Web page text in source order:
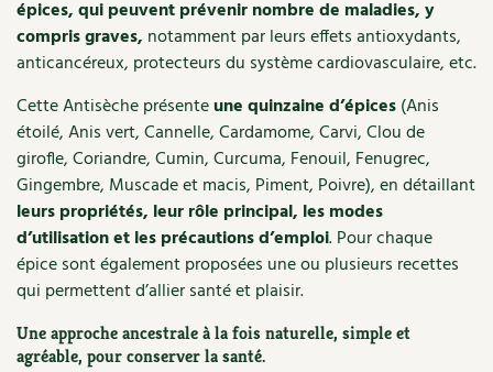
Conception et gros oeuvre
Matériaux écologiques
Énergie
Gestion de l’eau
Entretien de la maison
Santé et bien-être
Trocs & petites annonces
Appels à témoignage
Bonnes adresses
Liste des pépiniéristes
Mieux consommer
épices, qui peuvent prévenir nombre de maladies, y
compris graves, notamment par leurs effets antioxydants,
anticancéreux, protecteurs du système cardiovasculaire, etc.
Cette Antisèche présenteune quinzaine d’épices(Anis
étoilé, Anis vert, Cannelle, Cardamome, Carvi, Clou de
girofle, Coriandre, Cumin, Curcuma, Fenouil, Fenugrec,
Gingembre, Muscade et macis, Piment, Poivre), en détaillant
leurs propriétés, leur rôle principal, les modes
d’utilisation et les précautions d’emploi. Pour chaque
épice sont également proposées une ou plusieurs recettes
qui permettent d’allier santé et plaisir.
Une approche ancestrale à la fois naturelle, simple et
agréable, pour conserver la santé.